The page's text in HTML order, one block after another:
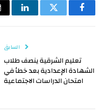
فيسبوكتويتر لينكدإن
السابق
تعليم الشرقية ينصف طلاب
الشهادة الإعدادية بعد خطأ في
امتحان الدراسات الاجتماعية